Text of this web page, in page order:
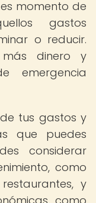
momento de
gastos
o reducir.
dinero y
emergencia
tus gastos y
que puedes
considerar
como
y